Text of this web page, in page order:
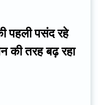
पहली पसंद रहे
की तरह बढ़ रहा